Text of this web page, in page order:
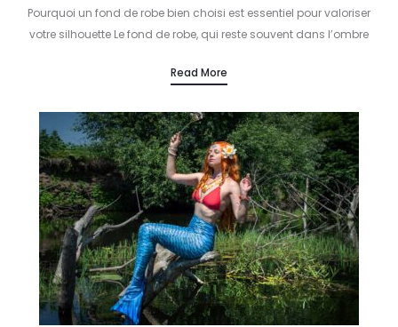
Pourquoi un fond de robe bien choisi est essentiel pour valoriser
votre silhouette Le fond de robe, qui reste souvent dans l’ombre
Read More